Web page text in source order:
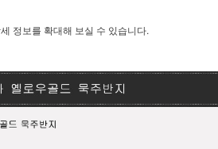
정보를 확대해 보실 수 있습니다.